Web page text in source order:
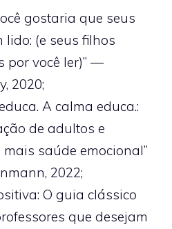
gostaria que seus
lido: (e seus filhos
por você ler)” —
2020;
A calma educa.:
de adultos e
saúde emocional”
2022;
O guia clássico
que desejam